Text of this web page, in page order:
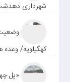
شهرداری
وضعیت
کهگیلویه/
«پل